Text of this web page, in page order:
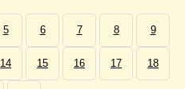
5 6 7 8 9
14 15 16 17 18